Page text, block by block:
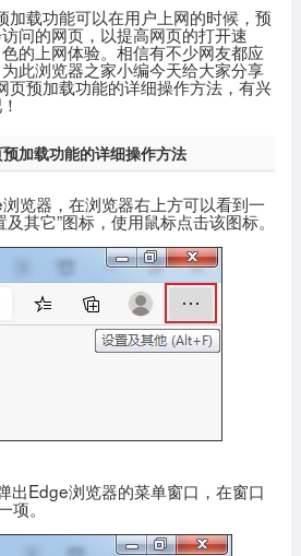
加载功能可以在用户上网的时候，预
问的网页，以提高网页的打开速
的上网体验。相信有不少网友都应
此浏览器之家小编今天给大家分享
页预加载功能的详细操作方法，有兴
加载功能的详细操作方法
览器，在浏览器右上方可以看到一
其它”图标，使用鼠标点击该图标。
出Edge浏览器的菜单窗口，在窗口
项。